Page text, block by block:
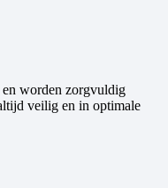
worden zorgvuldig
veilig en in optimale